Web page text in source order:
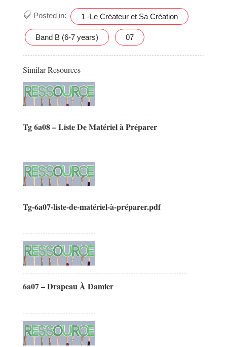
Posted in: 1 -Le Créateur et Sa Création
Band B (6-7 years) 07
Similar Resources
Tg 6a08 – Liste De Matériel à Préparer
Tg-6a07-liste-de-matériel-à-préparer.pdf
6a07 – Drapeau À Damier